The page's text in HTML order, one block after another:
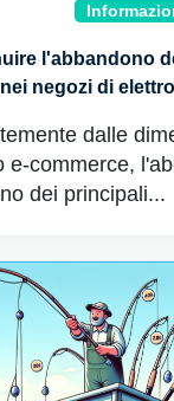
l'abbandono
negozi di
dalle
e-commerce,
dei principali...